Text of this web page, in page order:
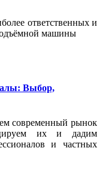
ответственных и
машины
Выбор,
современный рынок
их и дадим
и частных